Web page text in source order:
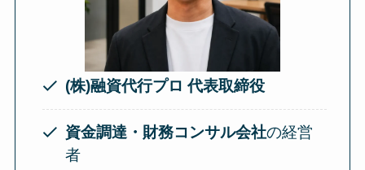
(株)融資代行プロ 代表取締役
資金調達・財務コンサル会社の経営
者